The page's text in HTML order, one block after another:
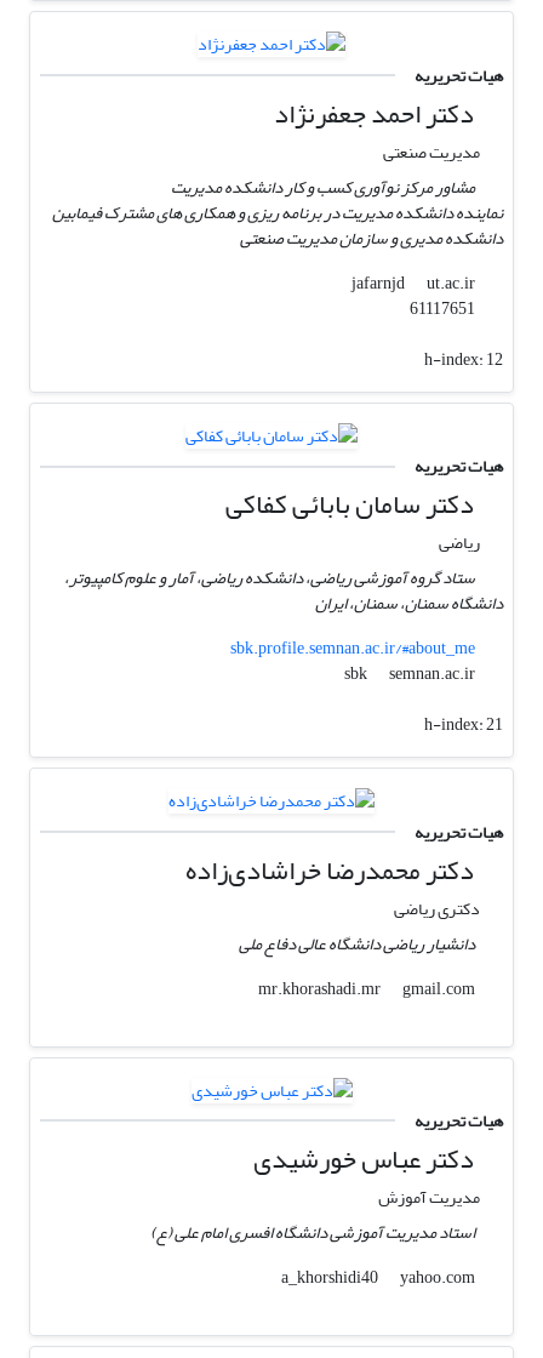
هیات تحریریه
دکتر احمد جعفرنژاد
مدیریت صنعتی
مشاور مرکز نوآوری کسب و کار دانشکده مدیریت
نماینده دانشکده مدیریت در برنامه ریزی و همکاری های مشترک فیمابین
دانشکده مدیری و سازمان مدیریت صنعتی
jafarnjd
ut.ac.ir
h-index:12
هیات تحریریه
دکتر سامان بابائی کفاکی
ریاضی
ستاد گروه آموزشی ریاضی، دانشکده ریاضی، آمار و علوم کامپیوتر،
دانشگاه سمنان، سمنان، ایران
sbk.profile.semnan.ac.ir/#about_me
sbk
semnan.ac.ir
h-index:21
هیات تحریریه
دکتر محمدرضا خراشادی‌زاده
دکتری ریاضی
دانشیار ریاضی دانشگاه عالی دفاع ملی
mr.khorashadi.mr
gmail.com
هیات تحریریه
دکتر عباس خورشیدی
مدیریت آموزش
استاد مدیریت آموزشی دانشگاه افسری امام علی (ع)
a_khorshidi40
yahoo.com